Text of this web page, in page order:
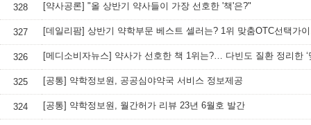
328 [약사공론] "올 상반기 약사들이 가장 선호한 '책'은?"
327 [데일리팜] 상반기 약학부문 베스트 셀러는? 1위 맞춤OTC선택가
326
325 [공통] 약학정보원, 공공심야약국 서비스 정보제공
324 [공통] 약학정보원, 월간허가 리뷰 23년 6월호 발간